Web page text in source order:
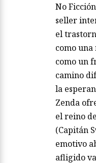
No
seller
el
como
como un
camino
la
Zenda
el reino
(Capitán
emotivo
afligido